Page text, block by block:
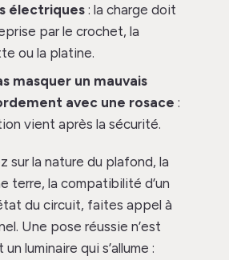
électriques: la charge doit
par le crochet, la
ou la platine.
masquer un mauvais
avec une rosace :
vient après la sécurité.
sur la nature du plafond, la
terre, la compatibilité d’un
du circuit, faites appel à
Une pose réussie n’est
luminaire qui s’allume :